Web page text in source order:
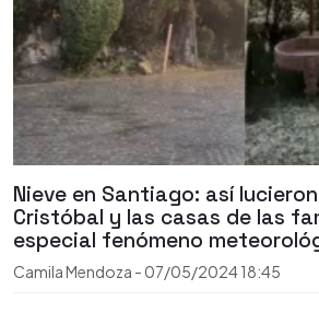
Nieve en Santiago: así
Cristóbal y las casas de las
especial fenómeno
Camila Mendoza - 07/05/202418:45